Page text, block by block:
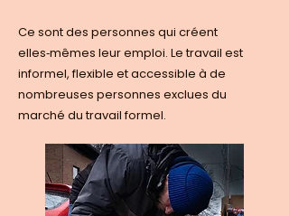
Ce sont des personnes qui créent
elles‑mêmes leur emploi. Le travail est
informel, flexible et accessible à de
nombreuses personnes exclues du
marché du travail formel.